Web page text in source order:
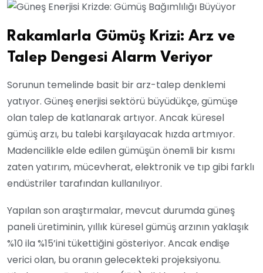
Rakamlarla Gümüş Krizi: Arz ve
Talep Dengesi Alarm Veriyor
Sorunun temelinde basit bir arz-talep denklemi
yatıyor. Güneş enerjisi sektörü büyüdükçe, gümüşe
olan talep de katlanarak artıyor. Ancak küresel
gümüş arzı, bu talebi karşılayacak hızda artmıyor.
Madencilikle elde edilen gümüşün önemli bir kısmı
zaten yatırım, mücevherat, elektronik ve tıp gibi farklı
endüstriler tarafından kullanılıyor.
Yapılan son araştırmalar, mevcut durumda güneş
paneli üretiminin, yıllık küresel gümüş arzının yaklaşık
%10 ila %15’ini tükettiğini gösteriyor. Ancak endişe
verici olan, bu oranın gelecekteki projeksiyonu.